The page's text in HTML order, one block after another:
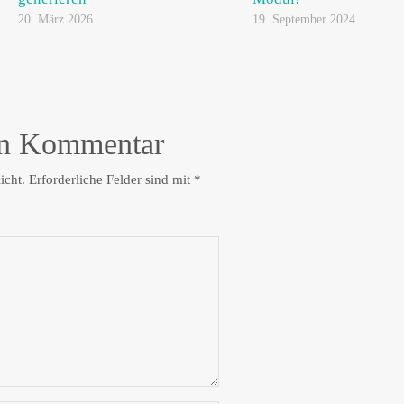
20. März 2026 19. September 2024
Kommentar
Erforderliche Felder sind mit *